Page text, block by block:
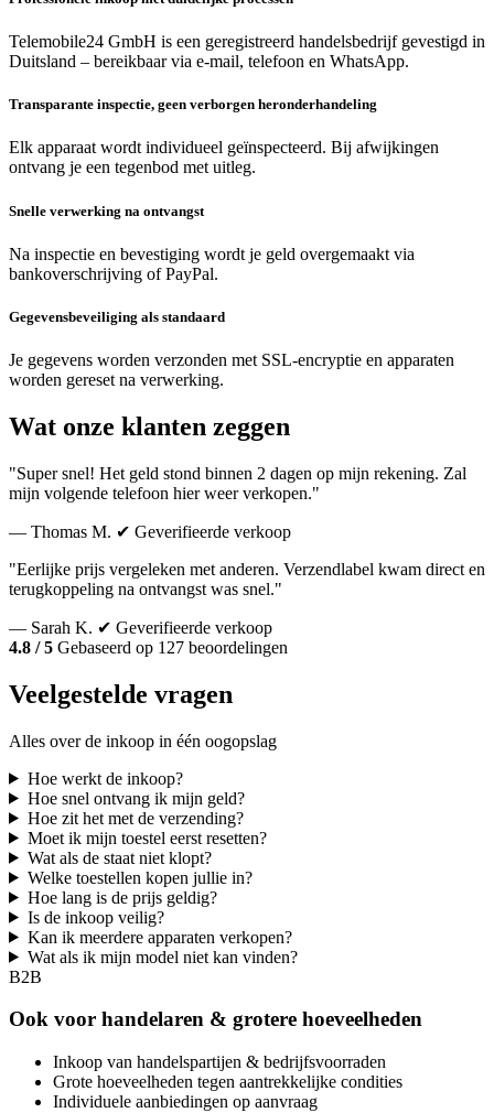
Telemobile24 GmbH is een geregistreerd handelsbedrijf gevestigd in
Duitsland – bereikbaar via e-mail, telefoon en WhatsApp.
Transparante inspectie, geen verborgen heronderhandeling
Elk apparaat wordt individueel geïnspecteerd. Bij afwijkingen
ontvang je een tegenbod met uitleg.
Snelle verwerking na ontvangst
Na inspectie en bevestiging wordt je geld overgemaakt via
bankoverschrijving of PayPal.
Gegevensbeveiliging als standaard
Je gegevens worden verzonden met SSL-encryptie en apparaten
worden gereset na verwerking.
Wat onze klanten zeggen
"Super snel! Het geld stond binnen 2 dagen op mijn rekening. Zal
mijn volgende telefoon hier weer verkopen."
— Thomas M. ✔ Geverifieerde verkoop
"Eerlijke prijs vergeleken met anderen. Verzendlabel kwam direct en
terugkoppeling na ontvangst was snel."
— Sarah K. ✔ Geverifieerde verkoop
4.8 / 5 Gebaseerd op 127 beoordelingen
Veelgestelde vragen
Alles over de inkoop in één oogopslag
Hoe werkt de inkoop?
Hoe snel ontvang ik mijn geld?
Hoe zit het met de verzending?
Moet ik mijn toestel eerst resetten?
Wat als de staat niet klopt?
Welke toestellen kopen jullie in?
Hoe lang is de prijs geldig?
Is de inkoop veilig?
Kan ik meerdere apparaten verkopen?
Wat als ik mijn model niet kan vinden?
B2B
Ook voor handelaren & grotere hoeveelheden
Inkoop van handelspartijen & bedrijfsvoorraden
Grote hoeveelheden tegen aantrekkelijke condities
Individuele aanbiedingen op aanvraag